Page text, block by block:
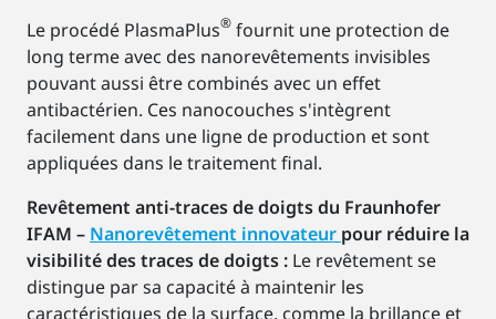
Le procédé PlasmaPlus® fournit une protection de
long terme avec des nanorevêtements invisibles
pouvant aussi être combinés avec un effet
antibactérien. Ces nanocouches s'intègrent
facilement dans une ligne de production et sont
appliquées dans le traitement final.
Revêtement anti-traces de doigts du Fraunhofer
IFAM – Nanorevêtement innovateur pour réduire la
visibilité des traces de doigts : Le revêtement se
distingue par sa capacité à maintenir les
caractéristiques de la surface, comme la brillance et